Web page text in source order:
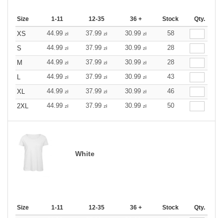
Size 1-11 12-35 36 + Stock Qty.
XS 44.99 zł 37.99 zł 30.99 zł
58
S
44.99 zł 37.99 zł 30.99 zł
28
M
44.99 zł 37.99 zł 30.99 zł
28
L
44.99 zł 37.99 zł 30.99 zł
43
XL
44.99 zł 37.99 zł 30.99 zł
46
2XL
44.99 zł 37.99 zł 30.99 zł 50
White
Size 1-11 12-35 36 + Stock Qty.